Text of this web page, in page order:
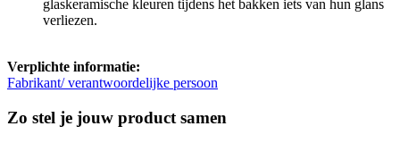
glaskeramische kleuren tijdens het bakken iets van hun glans
verliezen.
Verplichte informatie:
Fabrikant/ verantwoordelijke persoon
Zo stel je jouw product samen